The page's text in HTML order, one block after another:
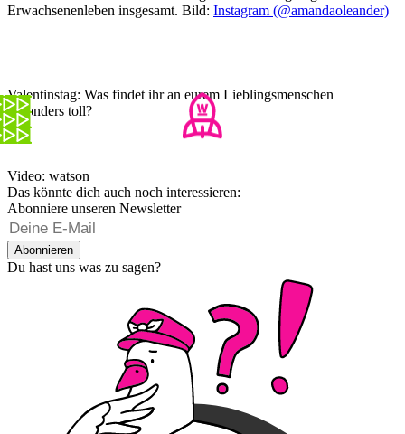
Erwachsenenleben insgesamt. Bild: Instagram (@amandaoleander)
Valentinstag: Was findet ihr an eurem Lieblingsmenschen
besonders toll?
Video: watson
Das könnte dich auch noch interessieren:
Abonniere unseren Newsletter
Abonnieren
Du hast uns was zu sagen?